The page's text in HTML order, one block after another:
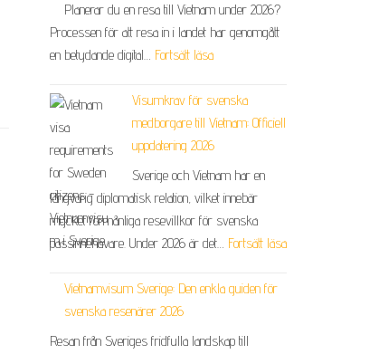
Planerar du en resa till Vietnam under 2026?
Processen för att resa in i landet har genomgått
en betydande digital… Fortsätt läsa
Visumkrav för svenska
medborgare till Vietnam: Officiell
uppdatering 2026
Sverige och Vietnam har en
långvarig diplomatisk relation, vilket innebär
mycket förmånliga resevillkor för svenska
passinnehavare. Under 2026 är det… Fortsätt läsa
Vietnamvisum Sverige: Den enkla guiden för
svenska resenärer 2026
Resan från Sveriges fridfulla landskap till